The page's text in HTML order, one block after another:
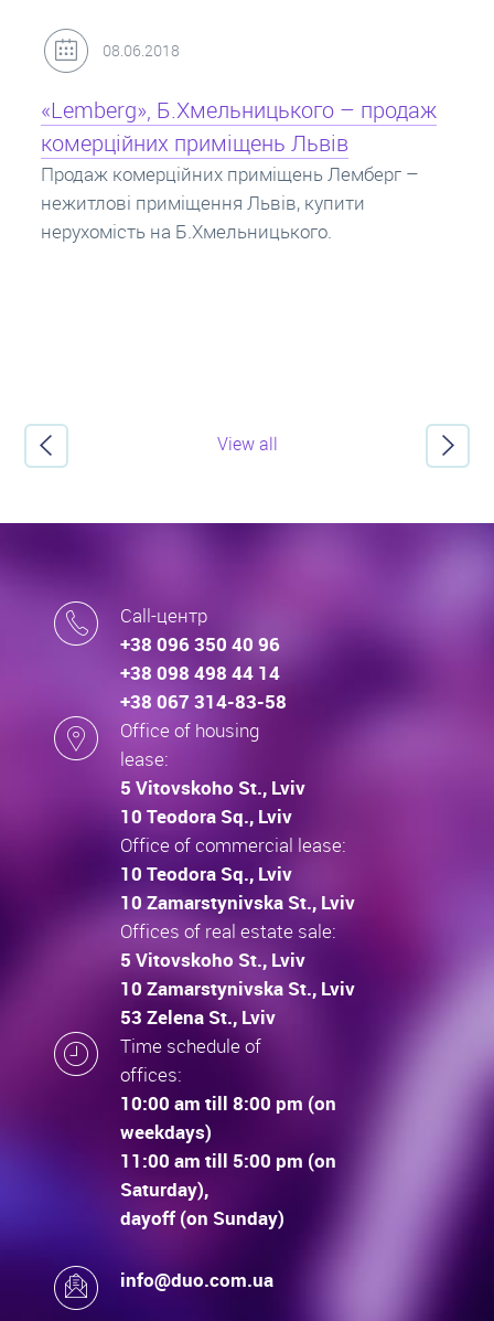
–
31.05.2018
Кредит під заставу нерухомості:
Іпотека на квартиру – кредит на житло під
заставу нерухомості. Купити в іпотеку – що
потрібно знати? Консультація від
про іпотечні кредити.
View all
Call-центр
+38 096 350 40 96
+38 098 498 44 14
+38 067 314-83-58
Office of housing
lease:
5 Vitovskoho St., Lviv
10 Teodora Sq., Lviv
Office of commercial lease:
10 Teodora Sq., Lviv
10 Zamarstynivska St., Lviv
Offices of real estate sale:
5 Vitovskoho St., Lviv
10 Zamarstynivska St., Lviv
53 Zelena St., Lviv
Time schedule of
offices:
10:00 am till 8:00 pm (on
weekdays)
11:00 am till 5:00 pm (on
Saturday),
dayoff (on Sunday)
info@duo.com.ua